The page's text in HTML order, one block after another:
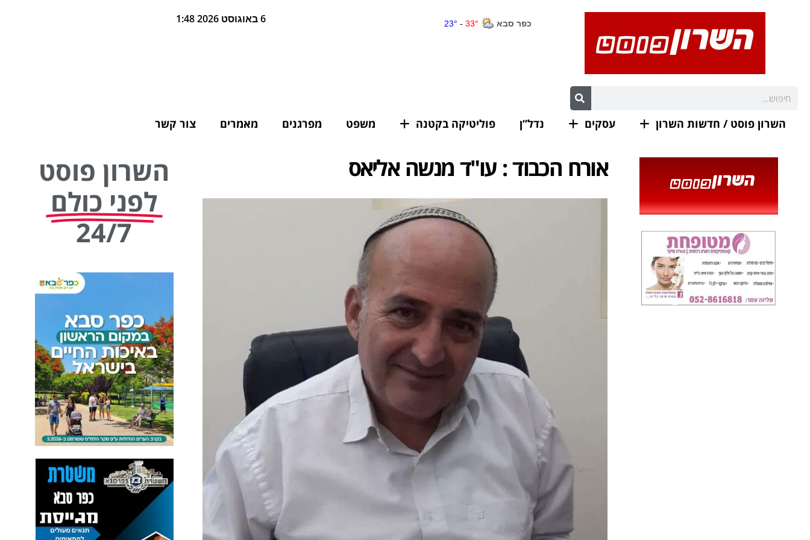
6 באוגוסט 2026 1:48
השרון פוסט / חדשות השרון עסקים נדל”ן פוליטיקה בקטנה משפט מפרגנים מאמרים צור קשר
אורח הכבוד : עו"ד מנשה אליאס
השרון פוסט
לפני כולם
24/7